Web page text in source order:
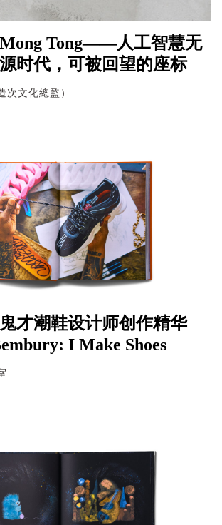
Mong Tong——人工智慧无
时代，可被回望的座标
次文化總監）
才潮鞋设计师创作精华
I Make Shoes